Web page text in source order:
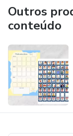
Nutrição
Materno Infantil
Alimentares.
Alimentar.
Outros
conteúdo